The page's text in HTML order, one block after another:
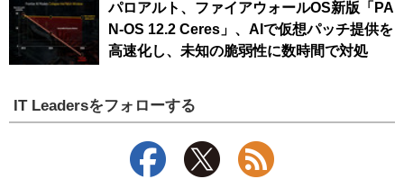
パロアルト、ファイアウォールOS新版「PA
N-OS 12.2 Ceres」、AIで仮想パッチ提供を
高速化し、未知の脆弱性に数時間で対処
IT Leadersをフォローする